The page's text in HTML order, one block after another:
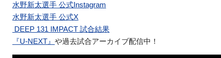
水野新太選手 公式Instagram
水野新太選手 公式X
DEEP 131 IMPACT 試合結果
『U-NEXT』 や過去試合アーカイブ配信中！